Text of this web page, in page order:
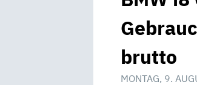
brutto
MONTAG, 9.